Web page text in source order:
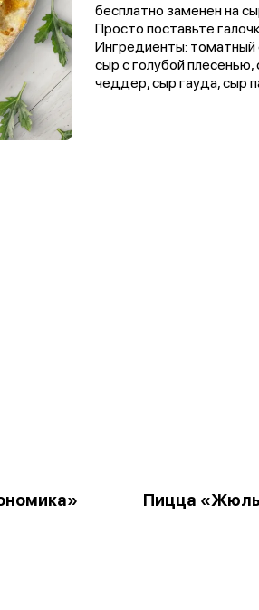
бесплатно заменен на
Просто поставьте
Ингредиенты: томатный
сыр с голубой
чеддер, сыр гауда, сыр
Пицца